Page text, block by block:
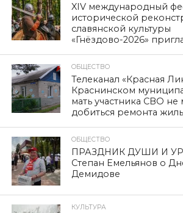
XIV международный
исторической
славянской культуры
«Гнёздово-2026»
ОБЩЕСТВО
Телеканал «Красная
Краснинском
мать участника СВО не
добиться ремонта
ОБЩЕСТВО
ПРАЗДНИК ДУШИ И
Степан Емельянов о
Демидове
КУЛЬТУРА